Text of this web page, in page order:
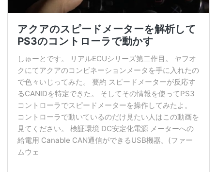
アクアのスピードメーターを解析して
PS3のコントローラで動かす
しゅーとです。 リアルECUシリーズ第二作目。 ヤフオ
クにてアクアのコンビネーションメータを手に入れたの
で色々いじってみた。 要約 スピードメーターが反応す
るCANIDを特定できた。 そしてその情報を使ってPS3
コントローラでスピードメーターを操作してみたよ。
コントローラで動いているのだけ見たい人はこの動画を
見てください。 検証環境 DC安定化電源 メーターへの
給電用 Canable CAN通信ができるUSB機器。(ファー
ムウェ